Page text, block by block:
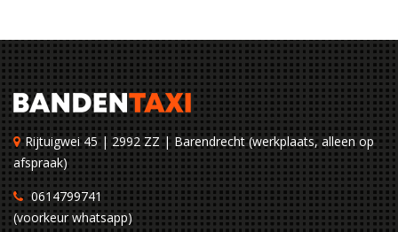
Rijtuigwei 45 | 2992 ZZ | Barendrecht (werkplaats, alleen op
afspraak)
0614799741
(voorkeur whatsapp)